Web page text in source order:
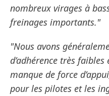
nombreux virages à
freinages importants."
"Nous avons
d’adhérence très
manque de force
pour les pilotes et les